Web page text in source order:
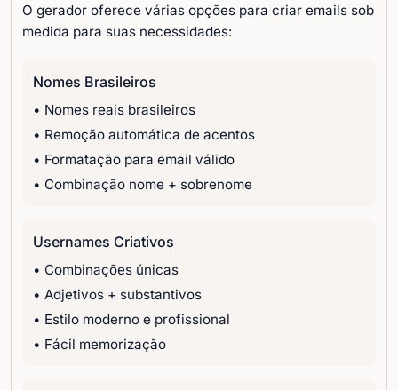
O gerador oferece várias opções para criar emails sob
medida para suas necessidades:
Nomes Brasileiros
• Nomes reais brasileiros
• Remoção automática de acentos
• Formatação para email válido
• Combinação nome + sobrenome
Usernames Criativos
• Combinações únicas
• Adjetivos + substantivos
• Estilo moderno e profissional
• Fácil memorização